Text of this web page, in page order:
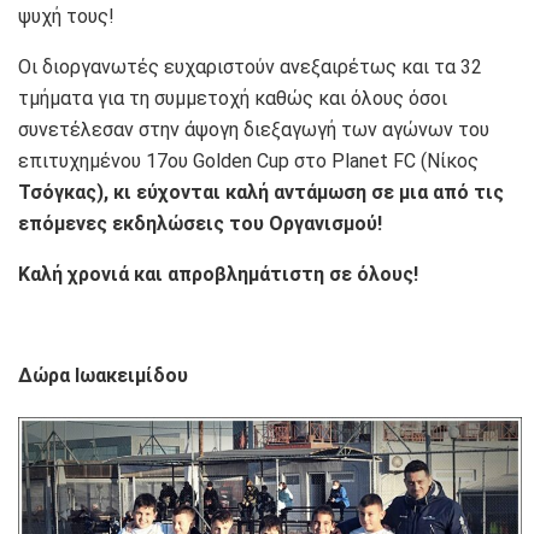
ψυχή τους!
Οι διοργανωτές ευχαριστούν ανεξαιρέτως και τα 32
τμήματα για τη συμμετοχή καθώς και όλους όσοι
συνετέλεσαν στην άψογη διεξαγωγή των αγώνων του
επιτυχημένου 17ου Golden Cup στο Planet FC (Νίκος
Τσόγκας), κι εύχονται καλή αντάμωση σε μια από τις
επόμενες εκδηλώσεις του Οργανισμού!
Καλή χρονιά και απροβλημάτιστη σε όλους!
Δώρα Ιωακειμίδου